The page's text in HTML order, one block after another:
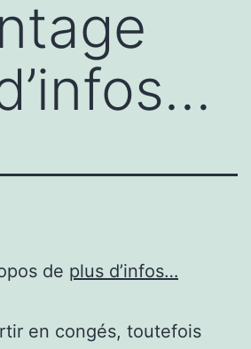
de plus d’infos…
en congés, toutefois